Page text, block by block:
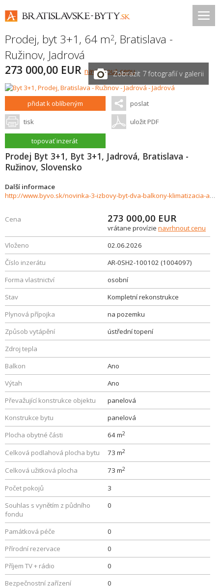
Prodej, byt 3+1, 64 m2, Bratislava -
Ružinov, Jadrová
273 000,00 EUR navrhnout cenuZobrazit 7 fotografií v galerii
přidat k oblíbeným poslat
tisk uložit PDF
topovať inzerát
Prodej Byt 3+1, Byt 3+1, Jadrová, Bratislava -
Ružinov, Slovensko
Další informace
http://www.byvo.sk/novinka-3-izbovy-byt-dva-balkony-klimatizacia-a-vyhlad-do-zelene-1004097
Cena 273 000,00 EUR
vrátane provízie navrhnout cenu
Vloženo
02.06.2026
Číslo inzerátu
AR-0SH2-100102 (1004097)
Forma vlastnictví
osobní
Stav
Kompletní rekonstrukce
Plynová přípojka
na pozemku
Způsob vytápění
ústřední topení
Zdroj tepla
Balkon
Ano
Výtah
Ano
Převažující konstrukce objektu
panelová
Konstrukce bytu
panelová
Plocha obytné části
64 m2
Celková podlahová plocha bytu 73 m2
Celková užitková plocha 73 m2
Počet pokojů
3
Souhlas s vynětím z půdního
fondu
0
Památková péče
0
Přírodní rezervace
0
Příjem TV + rádio
0
Bezpečnostní zařízení
0